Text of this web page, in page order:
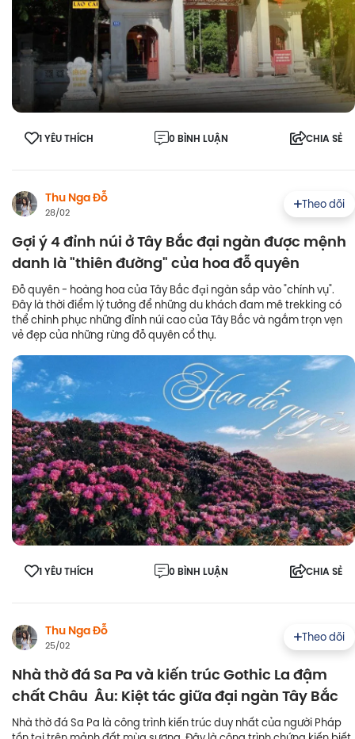
1 YÊU THÍCH 0 BÌNH LUẬN CHIA SẺ
Thu Nga Đỗ
28/02
Theo dõi
Gợi ý 4 đỉnh núi ở Tây Bắc đại ngàn được mệnh
danh là "thiên đường" của hoa đỗ quyên
Đỗ quyên - hoàng hoa của Tây Bắc đại ngàn sắp vào "chính vụ".
Đây là thời điểm lý tưởng để những du khách đam mê trekking có
thể chinh phục những đỉnh núi cao của Tây Bắc và ngắm trọn vẹn
vẻ đẹp của những rừng đỗ quyên cổ thụ.
1 YÊU THÍCH 0 BÌNH LUẬN CHIA SẺ
Thu Nga Đỗ
25/02
Theo dõi
Nhà thờ đá Sa Pa và kiến trúc Gothic La đậm
chất Châu Âu: Kiệt tác giữa đại ngàn Tây Bắc
Nhà thờ đá Sa Pa là công trình kiến trúc duy nhất của người Pháp